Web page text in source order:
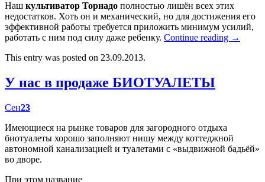
Наш культиватор Торнадо полностью лишён всех этих
недостатков. Хоть он и механический, но для достижения его
эффективной работы требуется приложить минимум усилий,
работать с ним под силу даже ребенку. Continue reading →
This entry was posted on 23.09.2013.
У нас в продаже БИОТУАЛЕТЫ
Сен23
Имеющиеся на рынке товаров для загородного отдыха
биотуалеты хорошо заполняют нишу между коттеджной
автономной канализацией и туалетами с «выдвижной бадьёй»
во дворе.
При этом название